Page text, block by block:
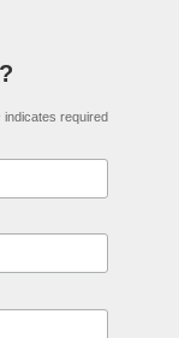
indicates required